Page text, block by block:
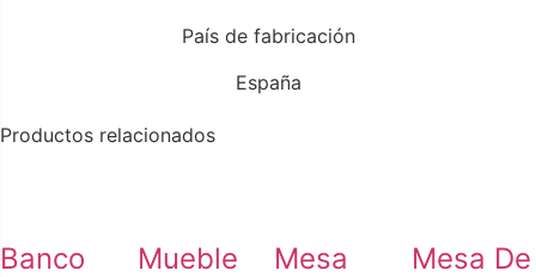
País de fabricación
España
Productos relacionados
Banco
Mueble
Mesa
Mesa De